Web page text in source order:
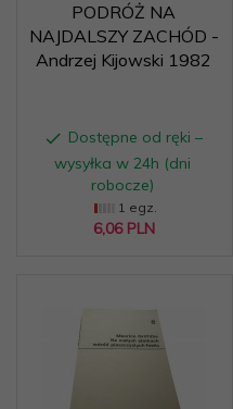
PODRÓŻ NA
NAJDALSZY ZACHÓD -
Andrzej Kijowski 1982
Dostępne od ręki –
wysyłka w 24h (dni
robocze)
1 egz.
6,06 PLN